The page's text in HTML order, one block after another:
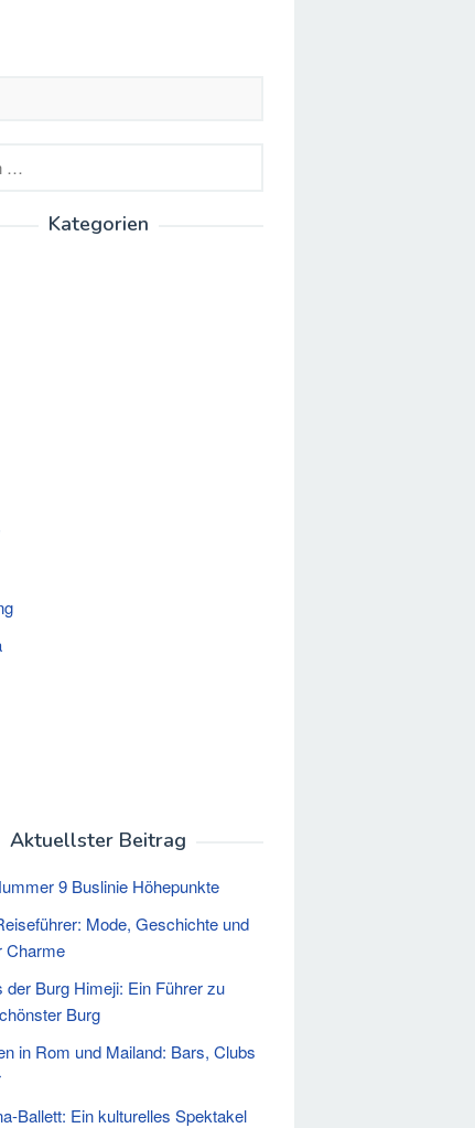
Kategorien
Aktuellster Beitrag
9 Buslinie Höhepunkte
Mode, Geschichte und
Charme
der Burg Himeji: Ein Führer zu
Burg
in Rom und Mailand: Bars, Clubs
Ballett: Ein kulturelles Spektakel